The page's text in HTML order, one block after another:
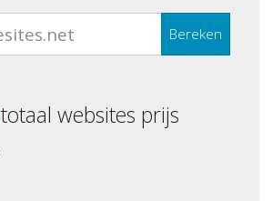
Bereken
totaal websites prijs